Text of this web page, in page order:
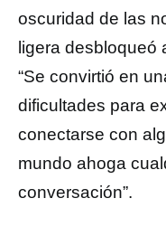
oscuridad de las
ligera desbloqueó
“Se convirtió en
dificultades para
conectarse con
mundo ahoga
conversación”.